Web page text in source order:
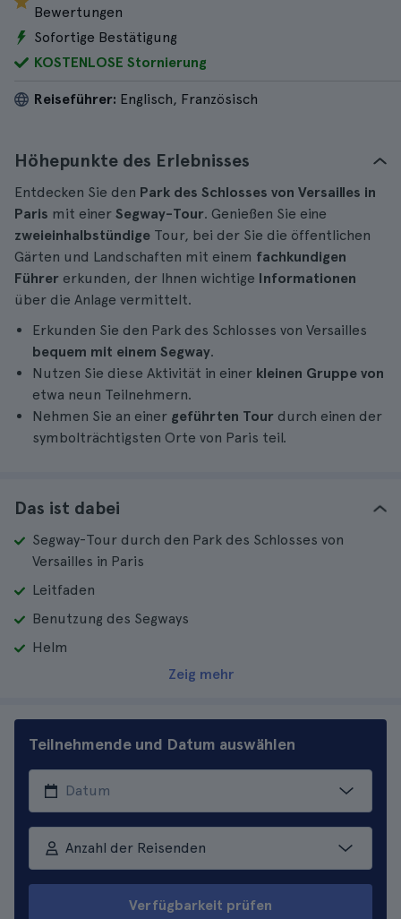
Bewertungen
Sofortige Bestätigung
KOSTENLOSE Stornierung
Reiseführer: Englisch, Französisch
Höhepunkte des Erlebnisses
Entdecken Sie den Park des Schlosses von Versailles in
Paris mit einer Segway-Tour. Genießen Sie eine
zweieinhalbstündige Tour, bei der Sie die öffentlichen
Gärten und Landschaften mit einem fachkundigen
Führer erkunden, der Ihnen wichtige Informationen
über die Anlage vermittelt.
Erkunden Sie den Park des Schlosses von Versailles
bequem mit einem Segway.
Nutzen Sie diese Aktivität in einer kleinen Gruppe von
etwa neun Teilnehmern.
Nehmen Sie an einer geführten Tour durch einen der
symbolträchtigsten Orte von Paris teil.
Das ist dabei
Segway-Tour durch den Park des Schlosses von
Versailles in Paris
Leitfaden
Benutzung des Segways
Helm
Zeig mehr
Teilnehmende und Datum auswählen
Anzahl der Reisenden
Verfügbarkeit prüfen